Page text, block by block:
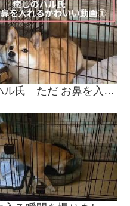
癒しのハル氏 ただ お鼻を入れるかわいい動画①